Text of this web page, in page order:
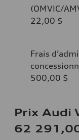
(OMVIC/
22,00 $
Frais
500,00 $
Prix Audi
62